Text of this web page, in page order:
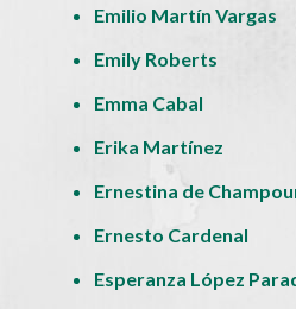
Emilio Martín Vargas
Emily Roberts
Emma Cabal
Erika Martínez
Ernestina de
Ernesto Cardenal
Esperanza López